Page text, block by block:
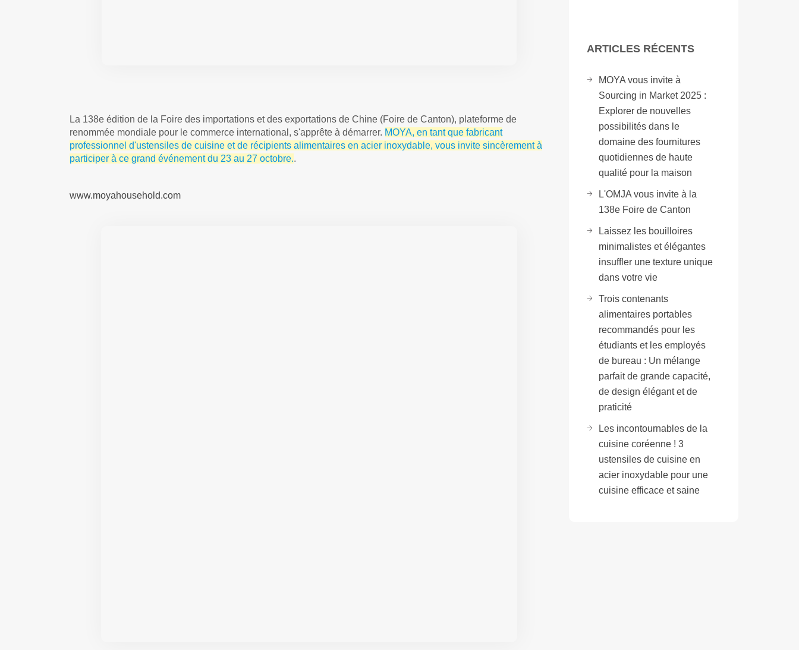
La 138e édition de la Foire des importations et des exportations de Chine (Foire de Canton), plateforme de
renommée mondiale pour le commerce international, s'apprête à démarrer. MOYA, en tant que fabricant
professionnel d'ustensiles de cuisine et de récipients alimentaires en acier inoxydable, vous invite sincèrement à
participer à ce grand événement du 23 au 27 octobre..
www.moyahousehold.com
ARTICLES RÉCENTS
MOYA vous invite à
Sourcing in Market 2025 :
Explorer de nouvelles
possibilités dans le
domaine des fournitures
quotidiennes de haute
qualité pour la maison
L'OMJA vous invite à la
138e Foire de Canton
Laissez les bouilloires
minimalistes et élégantes
insuffler une texture unique
dans votre vie
Trois contenants
alimentaires portables
recommandés pour les
étudiants et les employés
de bureau : Un mélange
parfait de grande capacité,
de design élégant et de
praticité
Les incontournables de la
cuisine coréenne ! 3
ustensiles de cuisine en
acier inoxydable pour une
cuisine efficace et saine